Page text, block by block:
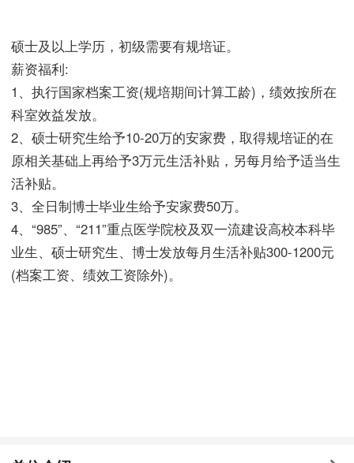
硕士及以上学历，初级需要有规培证。
薪资福利:
1、执行国家档案工资(规培期间计算工龄)，绩效按所在
科室效益发放。
2、硕士研究生给予10-20万的安家费，取得规培证的在
原相关基础上再给予3万元生活补贴，另每月给予适当生
活补贴。
3、全日制博士毕业生给予安家费50万。
4、“985”、“211”重点医学院校及双一流建设高校本科毕
业生、硕士研究生、博士发放每月生活补贴300-1200元
(档案工资、绩效工资除外)。